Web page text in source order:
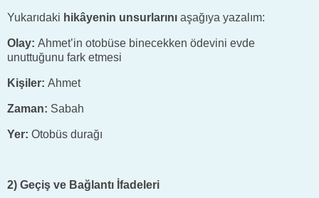
Yukarıdaki hikâyenin unsurlarını aşağıya yazalım:
Olay: Ahmet’in otobüse binecekken ödevini evde
unuttuğunu fark etmesi
Kişiler: Ahmet
Zaman: Sabah
Yer: Otobüs durağı
2) Geçiş ve Bağlantı İfadeleri